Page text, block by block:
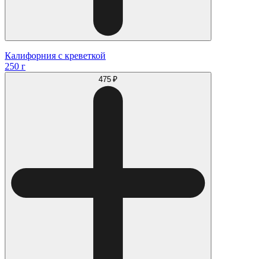
Калифорния с креветкой
250 г
475 ₽